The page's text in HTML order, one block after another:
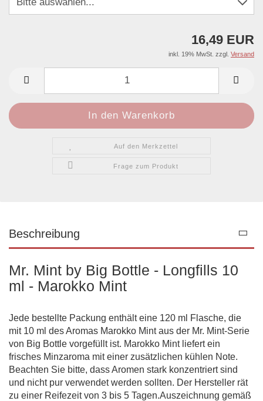
16,49 EUR
inkl. 19% MwSt. zzgl. Versand
Auf den Merkzettel
Frage zum Produkt
Beschreibung
Mr. Mint by Big Bottle - Longfills 10
ml - Marokko Mint
Jede bestellte Packung enthält eine 120 ml Flasche, die
mit 10 ml des Aromas Marokko Mint aus der Mr. Mint-Serie
von Big Bottle vorgefüllt ist. Marokko Mint liefert ein
frisches Minzaroma mit einer zusätzlichen kühlen Note.
Beachten Sie bitte, dass Aromen stark konzentriert sind
und nicht pur verwendet werden sollten. Der Hersteller rät
zu einer Reifezeit von 3 bis 5 Tagen.Auszeichnung gemäß